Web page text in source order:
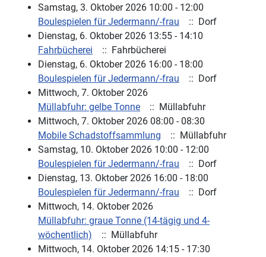
Samstag, 3. Oktober 2026 10:00 - 12:00
Boulespielen für Jedermann/-frau
:: Dorf
Dienstag, 6. Oktober 2026 13:55 - 14:10
Fahrbücherei
:: Fahrbücherei
Dienstag, 6. Oktober 2026 16:00 - 18:00
Boulespielen für Jedermann/-frau
:: Dorf
Mittwoch, 7. Oktober 2026
Müllabfuhr: gelbe Tonne
:: Müllabfuhr
Mittwoch, 7. Oktober 2026 08:00 - 08:30
Mobile Schadstoffsammlung
:: Müllabfuhr
Samstag, 10. Oktober 2026 10:00 - 12:00
Boulespielen für Jedermann/-frau
:: Dorf
Dienstag, 13. Oktober 2026 16:00 - 18:00
Boulespielen für Jedermann/-frau
:: Dorf
Mittwoch, 14. Oktober 2026
Müllabfuhr: graue Tonne (14-tägig und 4-
wöchentlich)
:: Müllabfuhr
Mittwoch, 14. Oktober 2026 14:15 - 17:30